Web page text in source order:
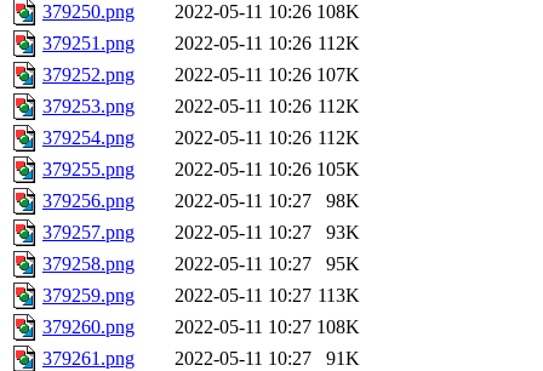
379250.png
2022-05-11 10:26 108K
379251.png
2022-05-11 10:26 112K
379252.png
2022-05-11 10:26 107K
379253.png
2022-05-11 10:26 112K
379254.png
2022-05-11 10:26 112K
379255.png
2022-05-11 10:26 105K
379256.png
2022-05-11 10:27
98K
379257.png
2022-05-11 10:27
93K
379258.png
2022-05-11 10:27
95K
379259.png
2022-05-11 10:27 113K
379260.png
2022-05-11 10:27 108K
379261.png
2022-05-11 10:27
91K